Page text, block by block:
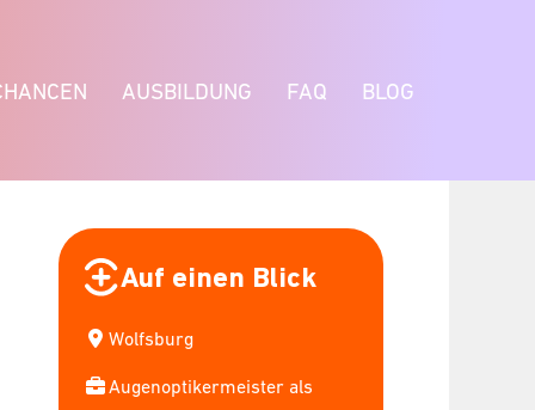
AUSBILDUNG FAQ BLOG
Auf einen Blick
Wolfsburg
Augenoptikermeister als